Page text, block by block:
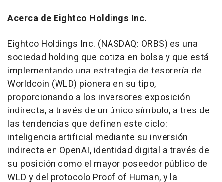
Acerca de Eightco Holdings Inc.
Eightco Holdings Inc. (NASDAQ: ORBS) es una
sociedad holding que cotiza en bolsa y que está
implementando una estrategia de tesorería de
Worldcoin (WLD) pionera en su tipo,
proporcionando a los inversores exposición
indirecta, a través de un único símbolo, a tres de
las tendencias que definen este ciclo:
inteligencia artificial mediante su inversión
indirecta en OpenAI, identidad digital a través de
su posición como el mayor poseedor público de
WLD y del protocolo Proof of Human, y la